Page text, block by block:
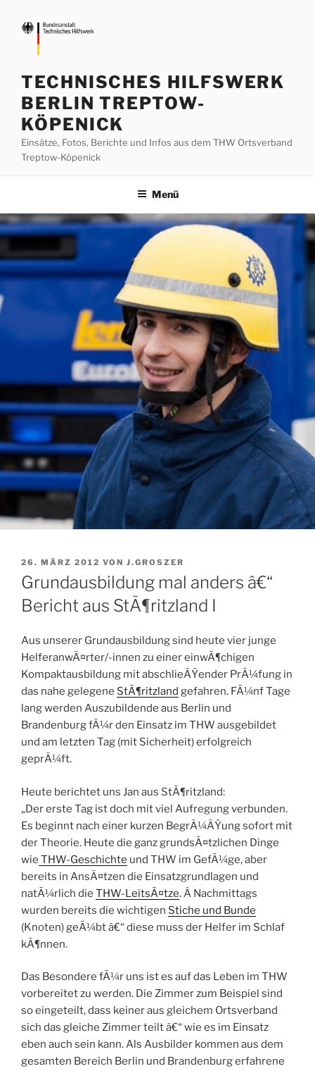
Inhalt
springen
TECHNISCHES HILFSWERK
BERLIN TREPTOW-
KÖPENICK
Einsätze, Fotos, Berichte und Infos aus dem THW Ortsverband
Treptow-Köpenick
Menü
VERÖFFENTLICHT
AM
26. MÄRZ 2012 VON J.GROSZER
Grundausbildung mal anders â€“
Bericht aus StÃ¶ritzland I
Aus unserer Grundausbildung sind heute vier junge
HelferanwÃ¤rter/-innen zu einer einwÃ¶chigen
Kompaktausbildung mit abschlieÃŸender PrÃ¼fung in
das nahe gelegene StÃ¶ritzland gefahren. FÃ¼nf Tage
lang werden Auszubildende aus Berlin und
Brandenburg fÃ¼r den Einsatz im THW ausgebildet
und am letzten Tag (mit Sicherheit) erfolgreich
geprÃ¼ft.
Heute berichtet uns Jan aus StÃ¶ritzland:
„Der erste Tag ist doch mit viel Aufregung verbunden.
Es beginnt nach einer kurzen BegrÃ¼ÃŸung sofort mit
der Theorie. Heute die ganz grundsÃ¤tzlichen Dinge
wie THW-Geschichte und THW im GefÃ¼ge, aber
bereits in AnsÃ¤tzen die Einsatzgrundlagen und
natÃ¼rlich die THW-LeitsÃ¤tze. Â Nachmittags
wurden bereits die wichtigen Stiche und Bunde
(Knoten) geÃ¼bt â€“ diese muss der Helfer im Schlaf
kÃ¶nnen.
Das Besondere fÃ¼r uns ist es auf das Leben im THW
vorbereitet zu werden. Die Zimmer zum Beispiel sind
so eingeteilt, dass keiner aus gleichem Ortsverband
sich das gleiche Zimmer teilt â€“ wie es im Einsatz
eben auch sein kann. Als Ausbilder kommen aus dem
gesamten Bereich Berlin und Brandenburg erfahrene